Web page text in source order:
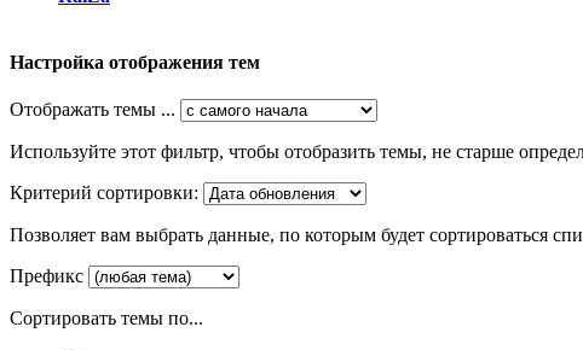
Настройка отображения тем
Отображать темы ...
Используйте этот фильтр, чтобы отобразить темы, не старше
Критерий сортировки:
Позволяет вам выбрать данные, по которым будет сортироваться
Префикс
Сортировать темы по...